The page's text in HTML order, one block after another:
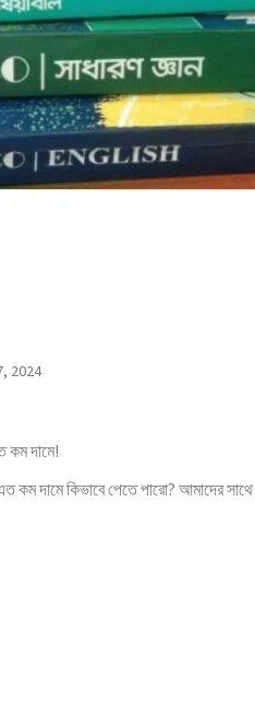
2024
কম দামে!
দামে কিভাবে পেতে পারো? আমাদের